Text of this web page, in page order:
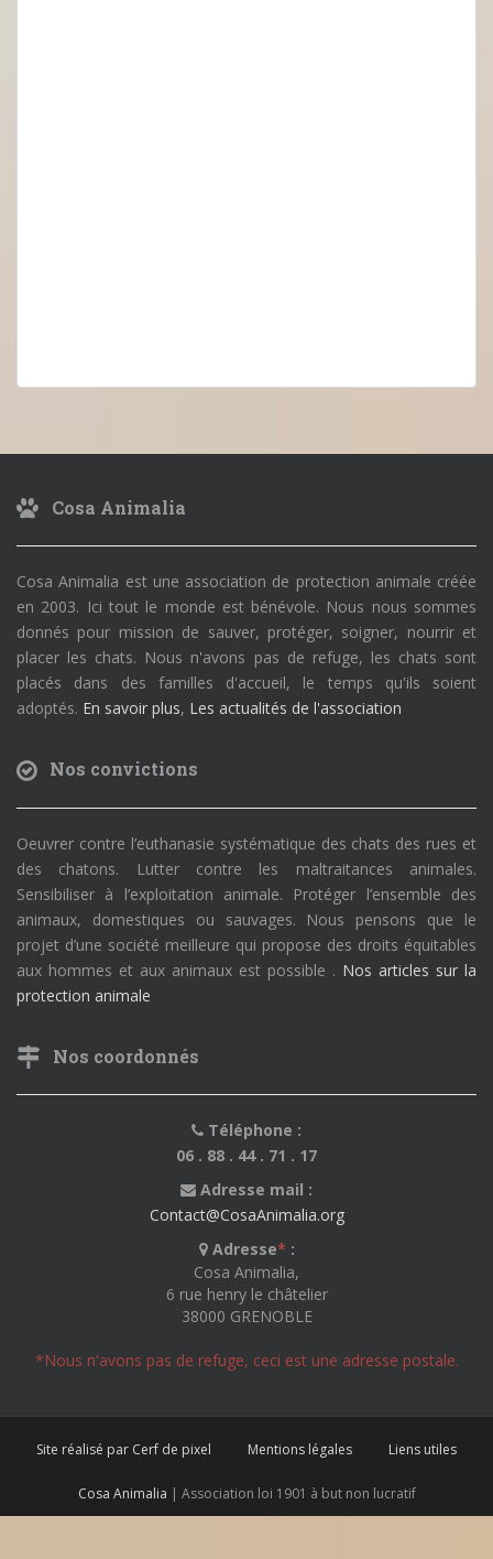
Cosa Animalia
Cosa Animalia est une association de protection animale créée
en 2003. Ici tout le monde est bénévole. Nous nous sommes
donnés pour mission de sauver, protéger, soigner, nourrir et
placer les chats. Nous n'avons pas de refuge, les chats sont
placés dans des familles d'accueil, le temps qu'ils soient
adoptés. En savoir plus, Les actualités de l'association
Nos convictions
Oeuvrer contre l’euthanasie systématique des chats des rues et
des chatons. Lutter contre les maltraitances animales.
Sensibiliser à l’exploitation animale. Protéger l’ensemble des
animaux, domestiques ou sauvages. Nous pensons que le
projet d’une société meilleure qui propose des droits équitables
aux hommes et aux animaux est possible . Nos articles sur la
protection animale
Nos coordonnés
Téléphone :
06 . 88 . 44 . 71 . 17
Adresse mail :
Contact@CosaAnimalia.org
Adresse* :
Cosa Animalia,
6 rue henry le châtelier
38000 GRENOBLE
*Nous n'avons pas de refuge, ceci est une adresse postale.
Site réalisé par Cerf de pixel Mentions légales Liens utiles
Cosa Animalia | Association loi 1901 à but non lucratif